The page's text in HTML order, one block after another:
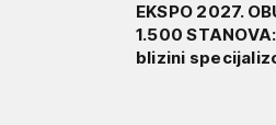
EKSPO 2027.
1.500
blizini